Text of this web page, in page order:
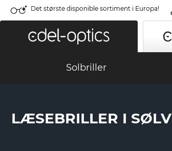
Det største disponible sortiment i Europa!
Solbriller
LÆSEBRILLER I SØLV